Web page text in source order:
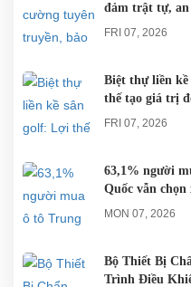
đảm trật tự, an
khi thí điểm xe
FRI 07, 2026
Biệt thự liền
thế tạo giá trị
AGULA Tây
FRI 07, 2026
63,1% người
Quốc vẫn
trường tháng 7
MON 07, 2026
Bộ Thiết Bị
Trình Điều